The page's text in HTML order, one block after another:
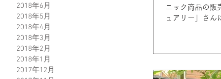
2018年6月
2018年5月
2018年4月
2018年3月
2018年2月
2018年1月
2017年12月
ニック商品の販
ュアリー」さん